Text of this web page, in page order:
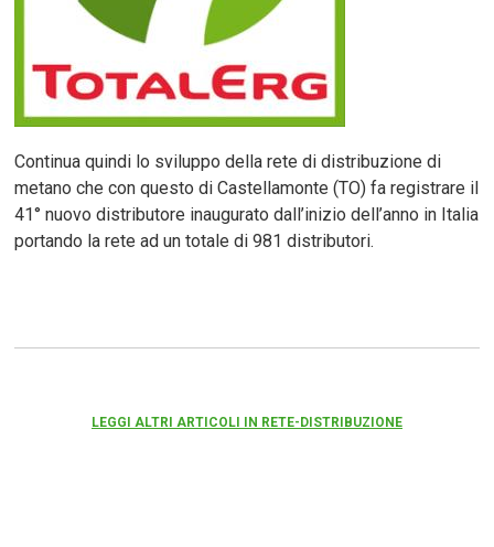
Continua quindi lo sviluppo della rete di distribuzione di
metano che con questo di Castellamonte (TO) fa registrare il
41° nuovo distributore inaugurato dall’inizio dell’anno in Italia
portando la rete ad un totale di 981 distributori.
LEGGI ALTRI ARTICOLI IN RETE-DISTRIBUZIONE